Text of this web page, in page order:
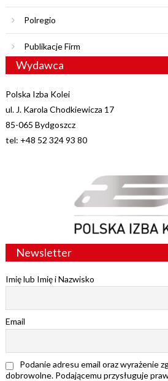
Polregio
Publikacje Firm
Wydawca
Polska Izba Kolei
ul. J. Karola Chodkiewicza 17
85-065 Bydgoszcz
tel: +48 52 324 93 80
Newsletter
Imię lub Imię i Nazwisko
Email
Podanie adresu email oraz wyrażenie
dobrowolne. Podającemu przysługuje